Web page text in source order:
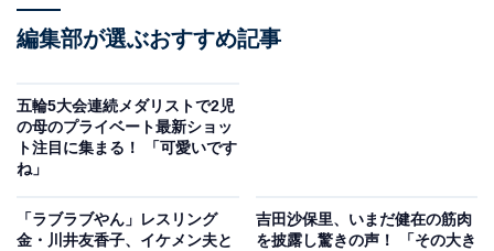
編集部が選ぶおすすめ記事
五輪5大会連続メダリストで2児
の母のプライベート最新ショッ
ト注目に集まる！ 「可愛いです
ね」
「ラブラブやん」レスリング
金・川井友香子、イケメン夫と
吉田沙保里、いまだ健在の筋肉
を披露し驚きの声！ 「その大き